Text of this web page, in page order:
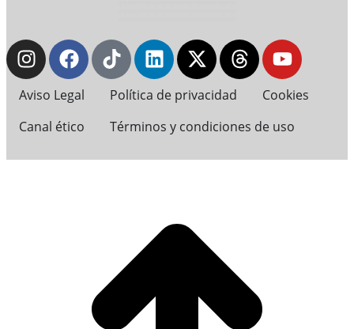
Aviso Legal Política de privacidad
Cookies
Canal ético
Términos y condiciones de uso